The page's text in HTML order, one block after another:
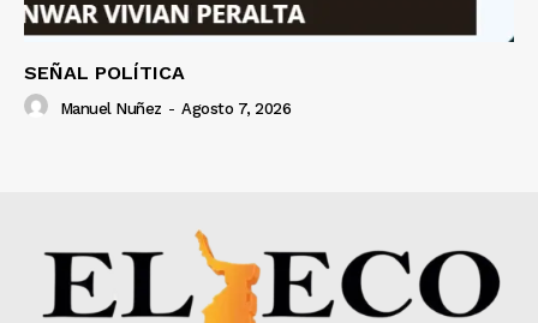
SEÑAL POLÍTICA
Manuel Nuñez - Agosto 7, 2026